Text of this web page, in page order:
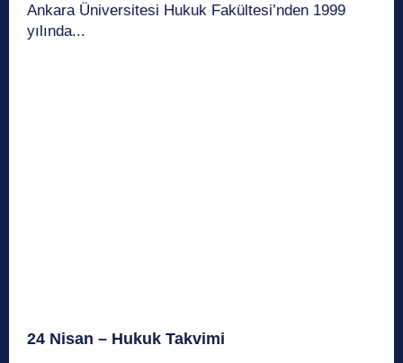
Ankara Üniversitesi Hukuk Fakültesi’nden 1999
yılında...
24 Nisan – Hukuk Takvimi